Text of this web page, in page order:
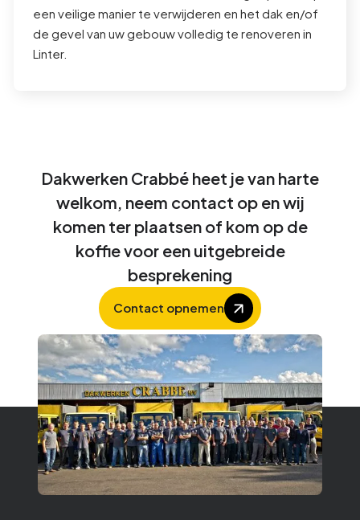
een veilige manier te verwijderen en het dak en/of
de gevel van uw gebouw volledig te renoveren in
Linter.
Dakwerken Crabbé heet je van harte
welkom, neem contact op en wij
komen ter plaatsen of kom op de
koffie voor een uitgebreide
besprekening
Contact opnemen